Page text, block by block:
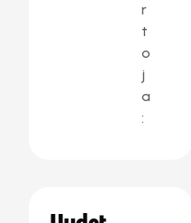
r
t
o
j
a
: